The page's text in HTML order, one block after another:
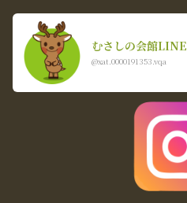
むさしの会館LINE
@xat.0000191353.vqa